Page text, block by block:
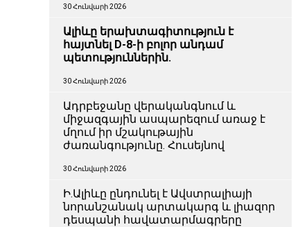
30 Հունվարի 2026
Ալիևը երախտագիտություն է
հայտնել D-8-ի բոլոր անդամ
պետություններին.
30 Հունվարի 2026
Ադրբեջանը վերականգնում և
միջազգային ասպարեզում առաջ է
մղում իր մշակութային
ժառանգությունը. Հուսեյնով
30 Հունվարի 2026
Ի.Ալիևը ընդունել է Ավստրալիայի
նորանշանակ արտակարգ և լիազոր
դեսպանի հավատարմագրերը